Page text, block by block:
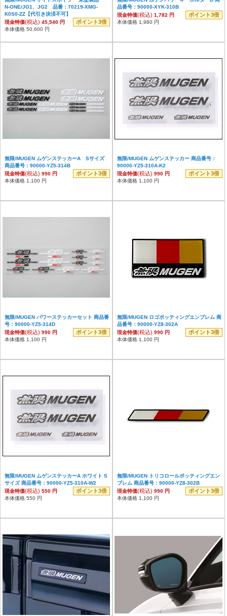
N-ONE/JG1、JG2 品番：70219-XMG-
K0S0-ZZ【代引き決済不可】
現金特価(税込) 45,540 円 ポイント3倍
本体価格 50,600 円
品番号：90000-XYK-310B
現金特価(税込) 1,782 円 ポイント3倍
本体価格 1,980 円
無限/MUGEN ムゲンステッカーA Sサイズ
商品番号：90000-YZ5-314B
現金特価(税込) 990 円 ポイント3倍
本体価格 1,100 円
無限/MUGEN ムゲンステッカー 商品番号：
90000-YZ5-310A-K2
現金特価(税込) 990 円 ポイント3倍
本体価格 1,100 円
無限/MUGEN パワーステッカーセット 商品番
号：90000-YZ5-314D
現金特価(税込) 990 円 ポイント3倍
本体価格 1,100 円
無限/MUGEN ロゴポッティングエンブレム 商
品番号：90000-YZ8-302A
現金特価(税込) 990 円 ポイント3倍
本体価格 1,100 円
無限/MUGEN ムゲンステッカーA ホワイト S
サイズ 商品番号：90000-YZ5-310A-W2
現金特価(税込) 550 円 ポイント3倍
本体価格 550 円
無限/MUGEN トリコロールポッティングエン
ブレム 商品番号：90000-YZ8-302B
現金特価(税込) 990 円 ポイント3倍
本体価格 1,100 円